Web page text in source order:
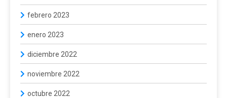
febrero 2023
enero 2023
diciembre 2022
noviembre 2022
octubre 2022